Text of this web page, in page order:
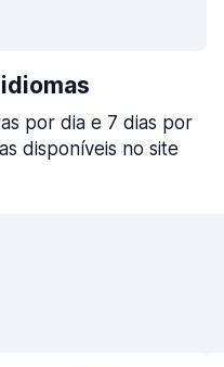
por dia e 7 dias por
disponíveis no site